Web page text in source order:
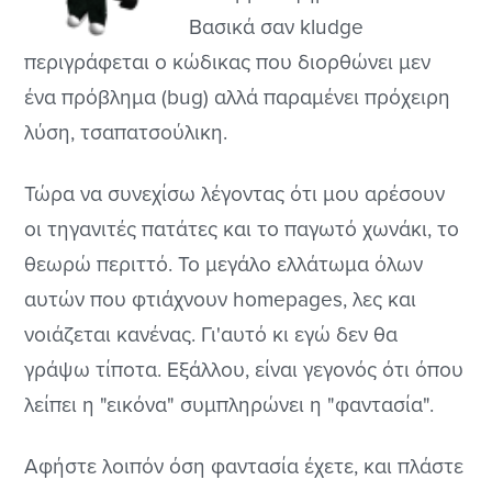
Βασικά σαν kludge
περιγράφεται ο κώδικας που διορθώνει μεν
ένα πρόβλημα (bug) αλλά παραμένει πρόχειρη
λύση, τσαπατσούλικη.
Τώρα να συνεχίσω λέγοντας ότι μου αρέσουν
οι τηγανιτές πατάτες και το παγωτό χωνάκι, το
θεωρώ περιττό. Το μεγάλο ελλάτωμα όλων
αυτών που φτιάχνουν homepages, λες και
νοιάζεται κανένας. Γι'αυτό κι εγώ δεν θα
γράψω τίποτα. Εξάλλου, είναι γεγονός ότι όπου
λείπει η "εικόνα" συμπληρώνει η "φαντασία".
Αφήστε λοιπόν όση φαντασία έχετε, και πλάστε